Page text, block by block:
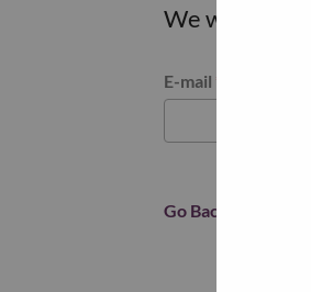
We will email
Reset password
E-mail
Go Back